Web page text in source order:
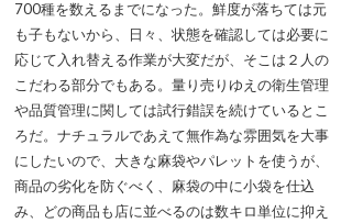
700種を数えるまでになった。鮮度が落ちては元
も子もないから、日々、状態を確認しては必要に
応じて入れ替える作業が大変だが、そこは２人の
こだわる部分でもある。量り売りゆえの衛生管理
や品質管理に関しては試行錯誤を続けているとこ
ろだ。ナチュラルであえて無作為な雰囲気を大事
にしたいので、大きな麻袋やパレットを使うが、
商品の劣化を防ぐべく、麻袋の中に小袋を仕込
み、どの商品も店に並べるのは数キロ単位に抑え